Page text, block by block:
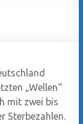
„Wellen“
mit zwei bis
Sterbezahlen.